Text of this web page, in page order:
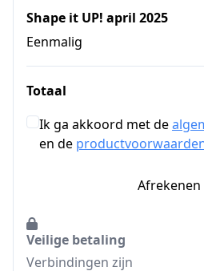
Shape it UP! april 2025
Eenmalig
Totaal
Ik ga akkoord met de
en de
Afrekenen
Veilige betaling
Verbindingen zijn